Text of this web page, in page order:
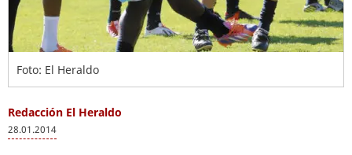
Foto: El Heraldo
Redacción El Heraldo
28.01.2014